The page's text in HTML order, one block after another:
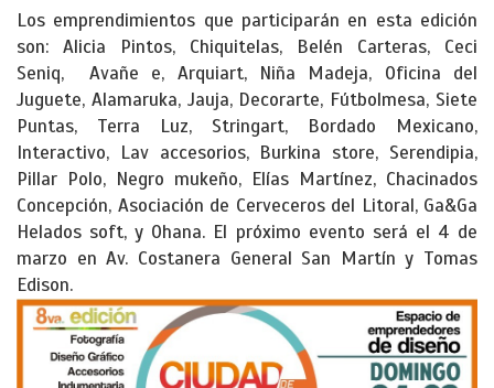
Los emprendimientos que participarán en esta edición
son: Alicia Pintos, Chiquitelas, Belén Carteras, Ceci
Seniq, Avañe e, Arquiart, Niña Madeja, Oficina del
Juguete, Alamaruka, Jauja, Decorarte, Fútbolmesa, Siete
Puntas, Terra Luz, Stringart, Bordado Mexicano,
Interactivo, Lav accesorios, Burkina store, Serendipia,
Pillar Polo, Negro mukeño, Elías Martínez, Chacinados
Concepción, Asociación de Cerveceros del Litoral, Ga&Ga
Helados soft, y Ohana. El próximo evento será el 4 de
marzo en Av. Costanera General San Martín y Tomas
Edison.